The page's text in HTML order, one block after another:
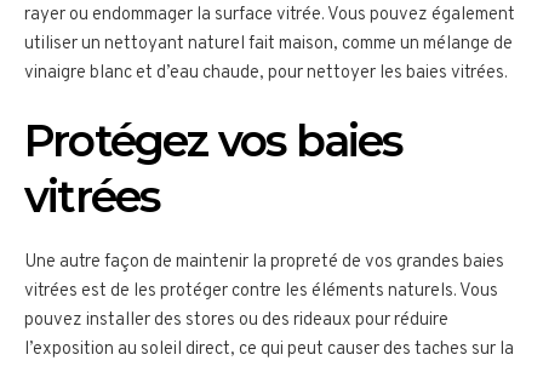
rayer ou endommager la surface vitrée. Vous pouvez également
utiliser un nettoyant naturel fait maison, comme un mélange de
vinaigre blanc et d’eau chaude, pour nettoyer les baies vitrées.
Protégez vos baies
vitrées
Une autre façon de maintenir la propreté de vos grandes baies
vitrées est de les protéger contre les éléments naturels. Vous
pouvez installer des stores ou des rideaux pour réduire
l’exposition au soleil direct, ce qui peut causer des taches sur la